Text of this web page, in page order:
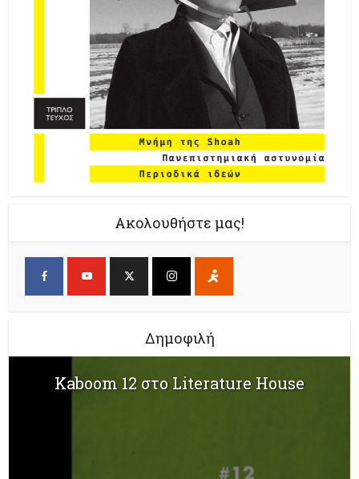
Ακολουθήστε μας!
Δημοφιλή
Kaboom 12 στο Literature House